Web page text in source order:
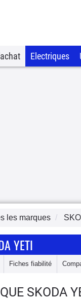
Electriques
les marques
YETI
Fiches fiabilité
SKODA